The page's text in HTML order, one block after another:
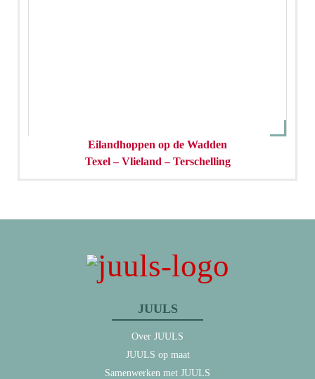
Eilandhoppen op de Wadden
Texel – Vlieland – Terschelling
JUULS
Over JUULS
JUULS op maat
Samenwerken met JUULS